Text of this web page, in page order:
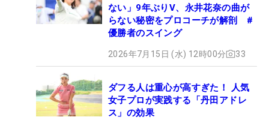
ない」9年ぶりV、永井花奈の曲が
らない秘密をプロコーチが解剖 #
優勝者のスイング
2026年7月15日 (水) 12時00分 33
ダフる人は重心が高すぎた！ 人気
女子プロが実践する「丹田アドレ
ス」の効果